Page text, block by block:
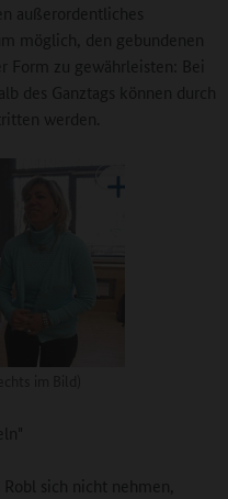
außerordentliches
möglich, den gebundenen
Form zu gewährleisten: Bei
des Ganztags können durch
werden.
sich nicht nehmen,